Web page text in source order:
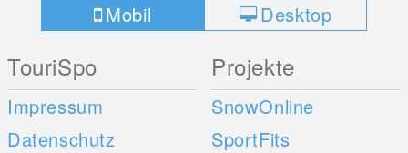
Mobil Desktop
TouriSpo
Impressum
Datenschutz
Projekte
SnowOnline
SportFits